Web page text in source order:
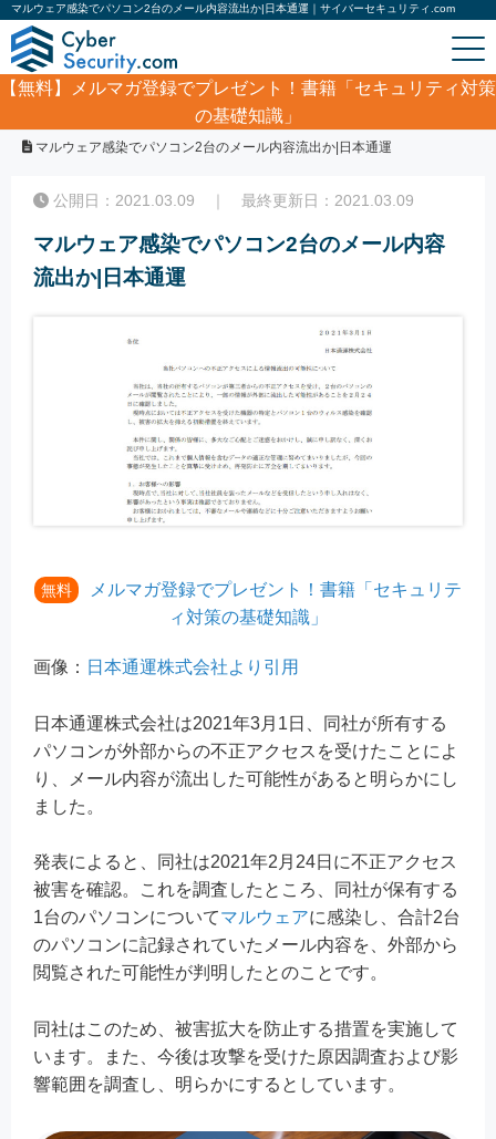
マルウェア感染でパソコン2台のメール内容流出か|日本通運｜サイバーセキュリティ.com
【無料】
メルマガ登録でプレゼント！書籍「セキュリティ対策
の基礎知識」
サイバーセキュリティ・情報漏洩ニュース
マルウェア感染でパソコン2台のメール内容流出か|日本通運
公開日：2021.03.09 ｜ 最終更新日：2021.03.09
マルウェア感染でパソコン2台のメール内容
流出か|日本通運
無料
メルマガ登録でプレゼント！書籍「セキュリテ
ィ対策の基礎知識」
画像： 日本通運株式会社より引用
日本通運株式会社は2021年3月1日、同社が所有する
パソコンが外部からの不正アクセスを受けたことによ
り、メール内容が流出した可能性があると明らかにし
ました。
発表によると、同社は2021年2月24日に不正アクセス
被害を確認。これを調査したところ、同社が保有する
1台のパソコンについてマルウェアに感染し、合計2台
のパソコンに記録されていたメール内容を、外部から
閲覧された可能性が判明したとのことです。
同社はこのため、被害拡大を防止する措置を実施して
います。また、今後は攻撃を受けた原因調査および影
響範囲を調査し、明らかにするとしています。